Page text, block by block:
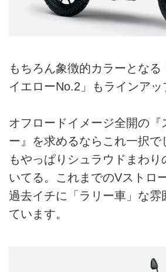
もちろん象徴的カラーとなる
イエローNo.2」もラインアッ
オフロードイメージ全開の『
ー』を求めるならこれ一択で
もやっぱりシュラウドまわり
いてる。これまでのVストロ
過去イチに「ラリー車」な雰
ています。